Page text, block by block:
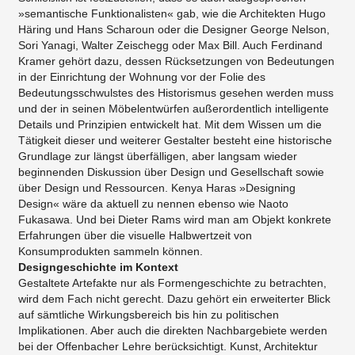
»semantische Funktionalisten« gab, wie die Architekten Hugo
Häring und Hans Scharoun oder die Designer George Nelson,
Sori Yanagi, Walter Zeischegg oder Max Bill. Auch Ferdinand
Kramer gehört dazu, dessen Rücksetzungen von Bedeutungen
in der Einrichtung der Wohnung vor der Folie des
Bedeutungsschwulstes des Historismus gesehen werden muss
und der in seinen Möbelentwürfen außerordentlich intelligente
Details und Prinzipien entwickelt hat. Mit dem Wissen um die
Tätigkeit dieser und weiterer Gestalter besteht eine historische
Grundlage zur längst überfälligen, aber langsam wieder
beginnenden Diskussion über Design und Gesellschaft sowie
über Design und Ressourcen. Kenya Haras »Designing
Design« wäre da aktuell zu nennen ebenso wie Naoto
Fukasawa. Und bei Dieter Rams wird man am Objekt konkrete
Erfahrungen über die visuelle Halbwertzeit von
Konsumprodukten sammeln können.
Designgeschichte im Kontext
Gestaltete Artefakte nur als Formengeschichte zu betrachten,
wird dem Fach nicht gerecht. Dazu gehört ein erweiterter Blick
auf sämtliche Wirkungsbereich bis hin zu politischen
Implikationen. Aber auch die direkten Nachbargebiete werden
bei der Offenbacher Lehre berücksichtigt. Kunst, Architektur